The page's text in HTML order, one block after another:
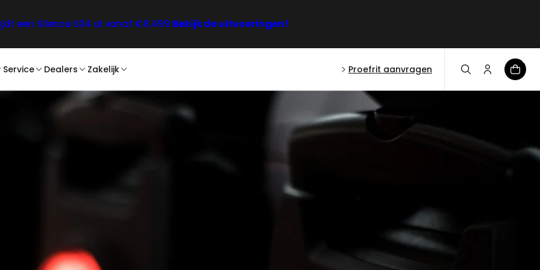
een SilenceS04 al vanaf €8.499 Bekijk de uitvoeringen!
Service Dealers
Dealerzoeker
Zakelijk Proefrit aanvragen
0